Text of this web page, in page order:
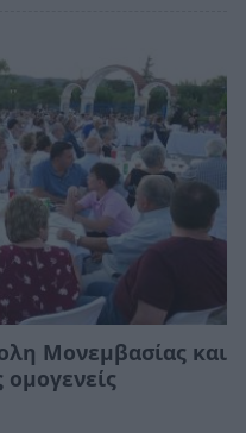
Μονεμβασίας και